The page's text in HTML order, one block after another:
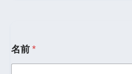
名前 *